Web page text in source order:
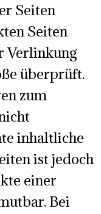
Seiten
Seiten
Verlinkung
überprüft.
zum
inhaltliche
ist jedoch
einer
Bei